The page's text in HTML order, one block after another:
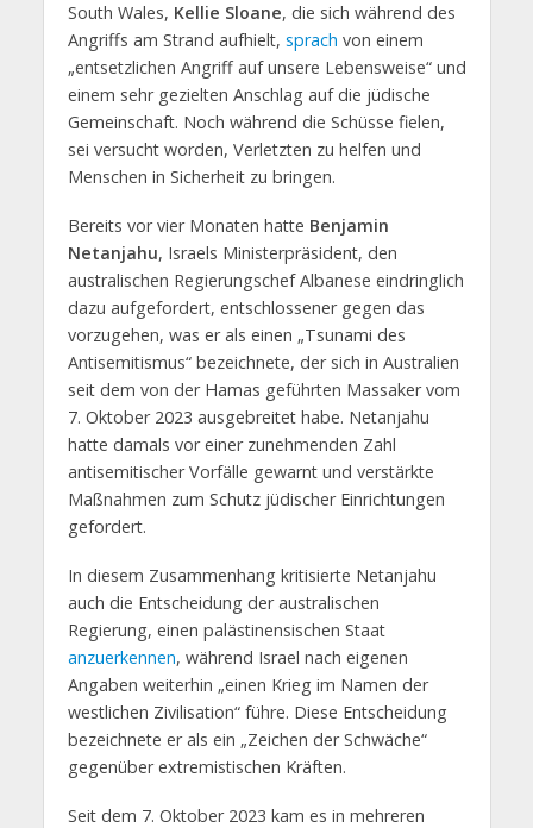
South Wales, Kellie Sloane, die sich während des
Angriffs am Strand aufhielt, sprach von einem
„entsetzlichen Angriff auf unsere Lebensweise“ und
einem sehr gezielten Anschlag auf die jüdische
Gemeinschaft. Noch während die Schüsse fielen,
sei versucht worden, Verletzten zu helfen und
Menschen in Sicherheit zu bringen.
Bereits vor vier Monaten hatte Benjamin
Netanjahu, Israels Ministerpräsident, den
australischen Regierungschef Albanese eindringlich
dazu aufgefordert, entschlossener gegen das
vorzugehen, was er als einen „Tsunami des
Antisemitismus“ bezeichnete, der sich in Australien
seit dem von der Hamas geführten Massaker vom
7. Oktober 2023 ausgebreitet habe. Netanjahu
hatte damals vor einer zunehmenden Zahl
antisemitischer Vorfälle gewarnt und verstärkte
Maßnahmen zum Schutz jüdischer Einrichtungen
gefordert.
In diesem Zusammenhang kritisierte Netanjahu
auch die Entscheidung der australischen
Regierung, einen palästinensischen Staat
anzuerkennen, während Israel nach eigenen
Angaben weiterhin „einen Krieg im Namen der
westlichen Zivilisation“ führe. Diese Entscheidung
bezeichnete er als ein „Zeichen der Schwäche“
gegenüber extremistischen Kräften.
Seit dem 7. Oktober 2023 kam es in mehreren